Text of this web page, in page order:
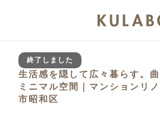
終了しました
生活感を隠して広々暮らす。
ミニマル空間｜マンションリ
市昭和区